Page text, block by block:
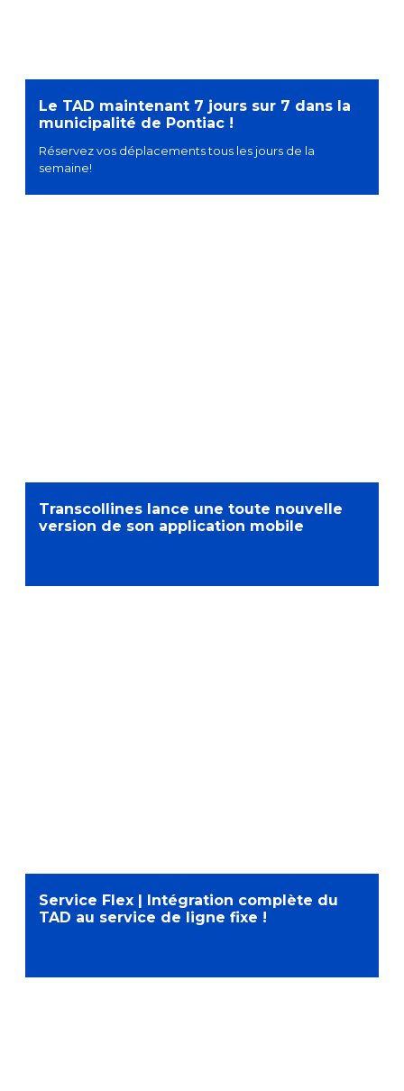
Le TAD maintenant 7 jours sur 7 dans la
municipalité de Pontiac !
Réservez vos déplacements tous les jours de la
semaine!
Transcollines lance une toute nouvelle
version de son application mobile
Service Flex | Intégration complète du
TAD au service de ligne fixe !